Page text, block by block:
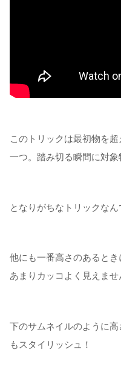
このトリックは最初物を
一つ。踏み切る瞬間に対
となりがちなトリックなん
他にも一番高さのあると
あまりカッコよく見えま
下のサムネイルのように
もスタイリッシュ！